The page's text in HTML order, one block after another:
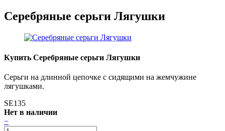
Серебряные серьги Лягушки
Купить Серебряные серьги Лягушки
Серьги на длинной цепочке с сидящими на жемчужине
лягушками.
SE135
Нет в наличии
−